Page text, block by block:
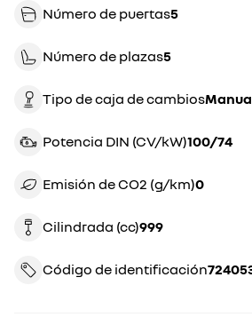
Número de puertas5
Número de plazas5
Tipo de caja de cambios
Potencia DIN (CV/kW) 100/74
Emisión de CO2 (g/km)0
Cilindrada (cc) 999
Código de identificación